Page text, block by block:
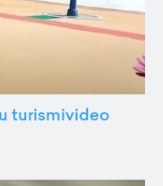
turismivideo